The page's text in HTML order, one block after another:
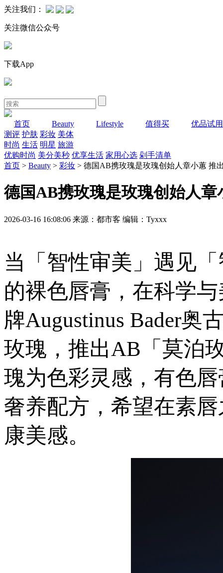
关注我们：
关注微信公众号
下载App
首页 Beauty Lifestyle 值得买
优品试用
测评 护肤 彩妆 美体
时尚 生活 明星 旅游
优购时尚 美分美秒 优享生活 家用心选 剁手清单
首页 > Beauty > 彩妆 > 德国AB携玫瑰是玫瑰创始人章小蕙 推
德国AB携玫瑰是玫瑰创始人
2026-03-16 16:08:06 来源：都市客 编辑：Tyxxx
当「智性审美」遇见
的裸色唇膏，在科学
牌Augustinus Bader奥
玫瑰，推出AB「莫泊
瑰为色彩灵感，有色
奢养配方，希望在素
康美感。